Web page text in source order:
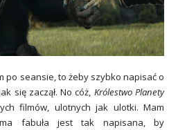
po seansie, to żeby szybko napisać o
się zaczął. No cóż, Królestwo Planety
filmów, ulotnych jak ulotki. Mam
fabuła jest tak napisana, by